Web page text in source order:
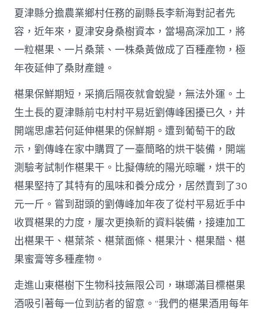
夏津縣分擔農業鄉村任務的副縣長李新海對記者先
容，近年來，夏津安身桑樹資本，當場高深加工，將
一粒椹果、一片桑葉、一株桑黃做成了百種產物，極
年夜延伸了桑財產鏈。
椹果保鮮期短，采摘后隔夜就會蛻變，無法外運。土
生土長的夏津縣前屯村村平易近劉傳峰困擾已久，并
開端思慮若何延伸椹果的保鮮期。遭到葡萄干的啟
示，劉傳峰在家中購買了一臺簡略的烘干裝備，開端
測驗考試制作椹果干。比擬傳統的陽光晾曬，烘干的
椹果堅持了其特有的風味和養分成分，居然賣到了30
元一斤。嘗到甜頭的劉傳峰加年夜了從村平易近手中
收買椹果的力度，屢次更換新的資料裝備，接連加工
出椹果干、椹葉茶、椹葉面條、椹果汁、椹果醋、椹
果蜜膏等多種產物。
走進山東椹樹下生物科技無限公司，琳瑯滿目標椹果
酒吸引著每一位到訪者的留意。“我們的椹果酒用每年